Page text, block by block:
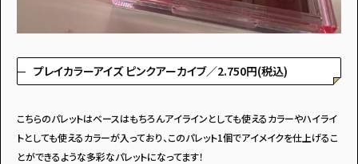
プレイカラーアイズ ピンクアーカイブ／2.750円(税込)
こちらのパレットはベースはもちろんアイラインとしても使えるカラーやハイライ
トとしても使えるカラーが入っており、このパレット1個でアイメイクを仕上げるこ
とができるような多彩なパレットになってます！